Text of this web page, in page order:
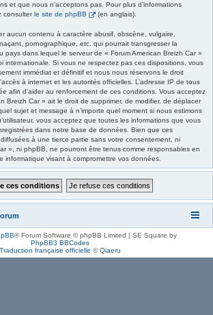
et que nous n’acceptons pas. Pour plus d’informations
consulter le site de phpBB (en anglais).
aucun contenu à caractère abusif, obscène, vulgaire,
pornographique, etc. qui pourrait transgresser la
pays dans lequel le serveur de « Forum American Breizh Car »
internationale. Si vous ne respectez pas ces dispositions, vous
immédiat et définitif et nous nous réservons le droit
à internet et les autorités officielles. L’adresse IP de tous
afin d’aider au renforcement de ces conditions. Vous acceptez
Breizh Car » ait le droit de supprimer, de modifier, de déplacer
sujet et message à n’importe quel moment si nous estimons
vous acceptez que toutes les informations que vous
dans notre base de données. Bien que ces
à une tierce partie sans votre consentement, ni
», ni phpBB, ne pourront être tenus comme responsables en
informatique visant à compromettre vos données.
® Forum Software © phpBB Limited | SE Square by
PhpBB3 BBCodes
Traduction française officielle ©Qiaeru